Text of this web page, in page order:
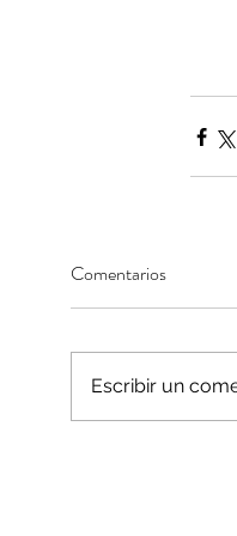
Minería
menor
Comentarios
Escribir un